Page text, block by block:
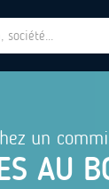
un
AU